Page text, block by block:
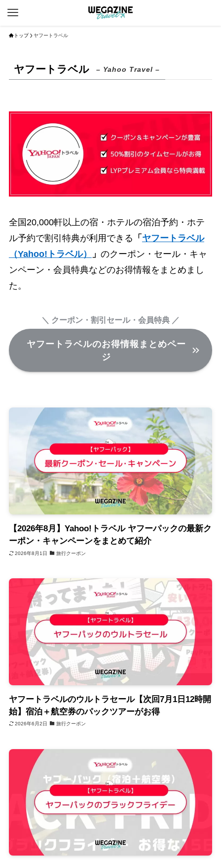
トップ ヤフートラベル
ヤフートラベル – Yahoo Travel –
全国20,000軒以上の宿・ホテルの宿泊予約・ホテ
ル予約で割引特典が利用できる 「 ヤフートラベル
（Yahoo!トラベル）
」 のクーポン・セール・キャ
ンペーン・会員特典などのお得情報をまとめまし
た。
＼ クーポン・割引セール・会員特典 ／
ヤフートラベルのお得情報まとめペー
ジ
【2026年8月】Yahoo!トラベル ヤフーパックの最新ク
ーポン・キャンペーンをまとめて紹介
2026年8月1日 旅行クーポン
ヤフートラベルのウルトラセール【次回7月1日12時開
始】宿泊＋航空券のパックツアーがお得
2026年6月2日 旅行クーポン